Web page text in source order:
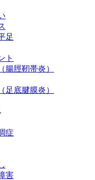
足
ト
腸脛靭帯炎）
足底腱膜炎）
症
害